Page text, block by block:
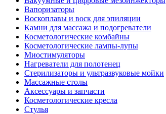
Вапоризаторы
Воскоплавы и воск для эпиляции
Камни для массажа и подогреватели
Косметологические комбайны
Косметологические лампы-лупы
Миостимуляторы
Нагреватели для полотенец
Стерилизаторы и ультразвуковые мойки
Массажные столы
Аксессуары и запчасти
Косметологические кресла
Стулья